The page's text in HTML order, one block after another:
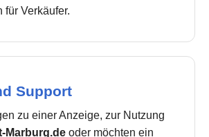
für Verkäufer.
Support
zu einer Anzeige, zur Nutzung
Marburg.de oder möchten ein